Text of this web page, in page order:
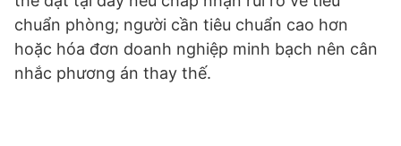
chuẩn phòng; người cần tiêu chuẩn cao hơn
hoặc hóa đơn doanh nghiệp minh bạch nên cân
nhắc phương án thay thế.